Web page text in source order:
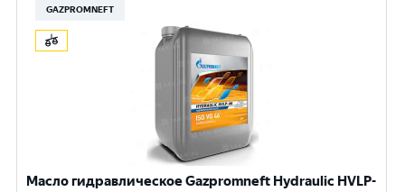
GAZPROMNEFT
Масло гидравлическое Gazpromneft Hydraulic HVLP-